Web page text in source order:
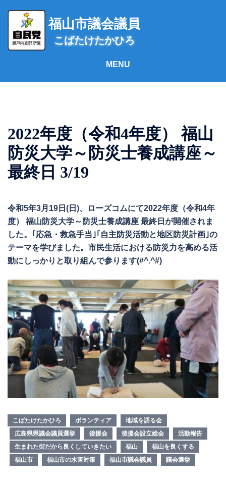
ス
福山市議会議員
こばたけたかひろ
2022年度（令和4年度） 福山
防災大学～防災士養成講座～
最終日 3/19
令和5年3月19日(日)、ローズコムにて2022年度（令和4年
度） 福山防災大学～防災士養成講座 最終日が開催されま
した。｢応急・救急手当｣｢自主防災活動と地区防災計画｣の
テーマを学びました。市民生活における防災力を高める活
動にしっかりと取り組んで参ります(#^.^#)
こばたけたかひろ ボランティア
地域を語る会
広島県県議会議員選挙
後援会 後援会設立総会
活動報告
生まれた街だから良くしていきたい
福山
福山を良くする
福山市
福山市の水害対策 福山市議会議員 議会選挙